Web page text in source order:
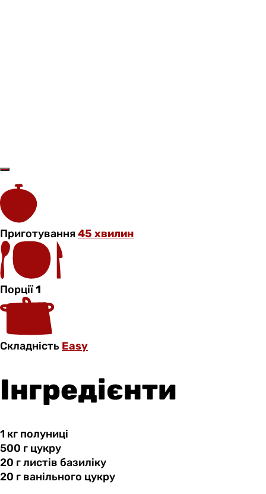
Приготування45 хвилин
Порції1
Складність Easy
Інгредієнти
1 кг полуниці
500 г цукру
20 глистів базиліку
20 г ванільного цукру